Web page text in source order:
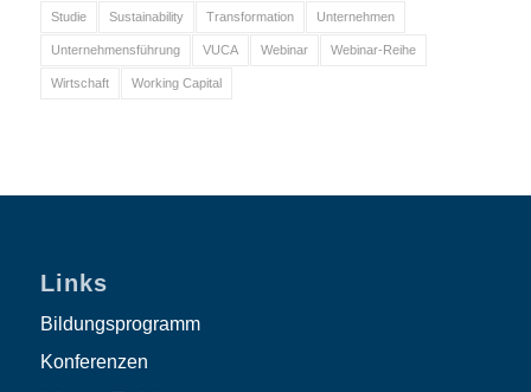
Studie Sustainability Transformation Unternehmen
Unternehmensführung VUCA Webinar Webinar-Reihe
Wirtschaft Working Capital
Links
Bildungsprogramm
Konferenzen